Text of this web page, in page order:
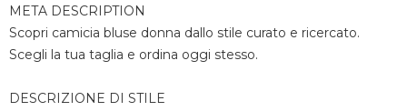
META DESCRIPTION
Scopri camicia bluse donna dallo stile curato e ricercato.
Scegli la tua taglia e ordina oggi stesso.
DESCRIZIONE DI STILE